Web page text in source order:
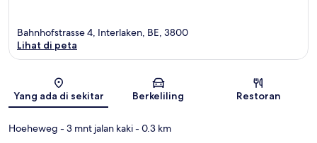
Peta
Bahnhofstrasse 4, Interlaken, BE, 3800
Lihat di peta
Yang ada di sekitar Berkeliling Restoran
Hoeheweg - 3 mnt jalan kaki- 0.3 km